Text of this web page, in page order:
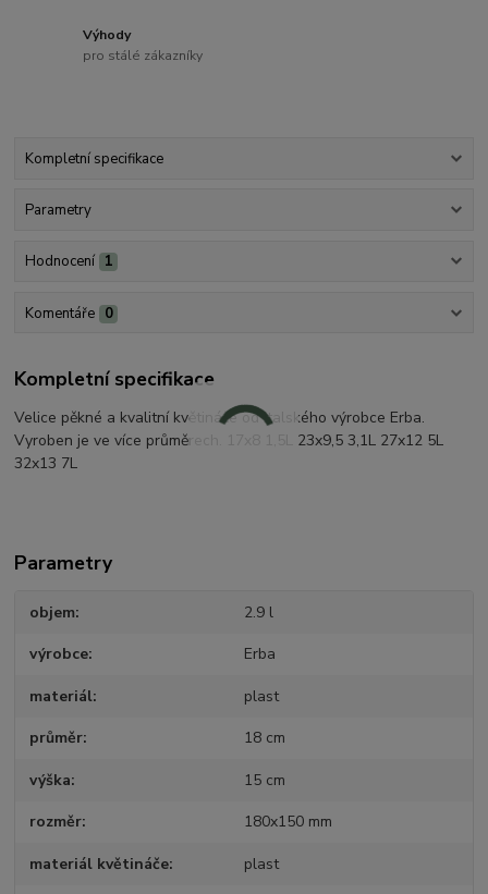
Výhody
pro stálé zákazníky
Kompletní specifikace
Parametry
Hodnocení 1
Komentáře 0
Kompletní specifikace
Velice pěkné a kvalitní květináče od italského výrobce Erba.
Vyroben je ve více průměrech. 17x8 1,5L 23x9,5 3,1L 27x12 5L
32x13 7L
Parametry
objem 2.9 l
výrobce Erba
materiál plast
průměr 18 cm
výška 15 cm
rozměr 180x150 mm
materiál květináče plast